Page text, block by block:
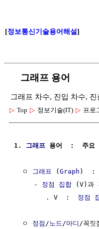
[정보통신기술용어해설]
그래프 용어
그래프 차수, 진입 차수, 진
▷ Top ▷ 정보기술(IT) ▷ 프로
1. 그래프 용어  :  주요
  ㅇ
그래프 (Graph )  :
     -
정점 집합 (V)과
        . V  :
정점
  ㅇ
정점 / 노드 /마디 /꼭짓